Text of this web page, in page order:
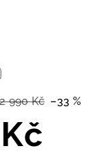
990 Kč –33 %